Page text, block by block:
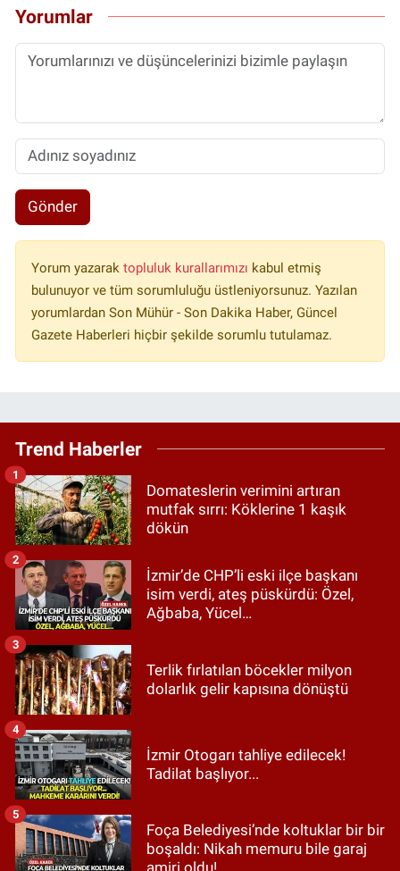
Yorumlar
Gönder
Yorum yazarak topluluk kurallarımızı kabul etmiş
bulunuyor ve tüm sorumluluğu üstleniyorsunuz. Yazılan
yorumlardan Son Mühür - Son Dakika Haber, Güncel
Gazete Haberleri hiçbir şekilde sorumlu tutulamaz.
Trend Haberler
Domateslerin verimini artıran
mutfak sırrı: Köklerine 1 kaşık
dökün
1
İzmir’de CHP’li eski ilçe başkanı
isim verdi, ateş püskürdü: Özel,
Ağbaba, Yücel…
2
Terlik fırlatılan böcekler milyon
dolarlık gelir kapısına dönüştü
3
İzmir Otogarı tahliye edilecek!
Tadilat başlıyor...
4
Foça Belediyesi’nde koltuklar bir bir
boşaldı: Nikah memuru bile garaj
5